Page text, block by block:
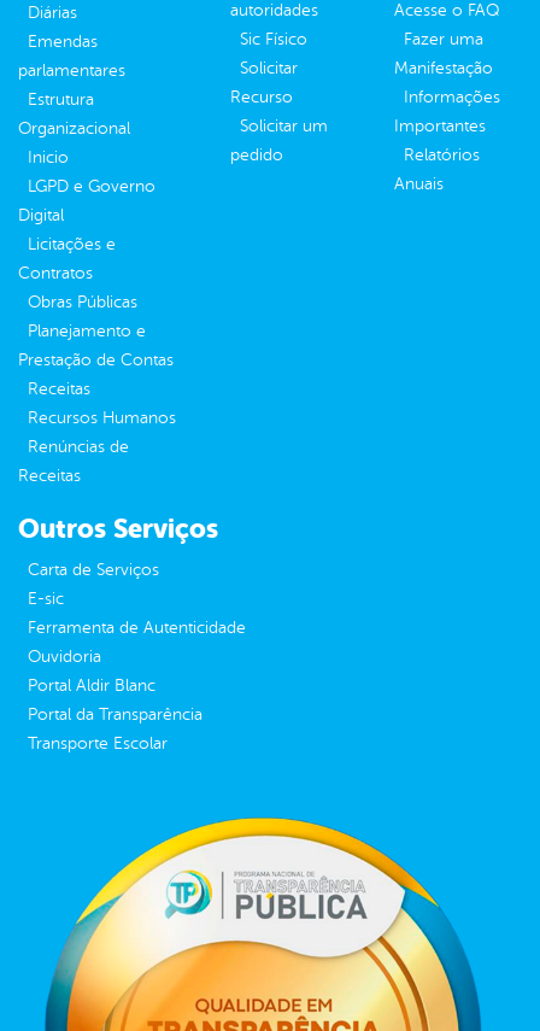
Diárias
Emendas
parlamentares
Estrutura
Organizacional
Inicio
LGPD e Governo
Digital
Licitações e
Contratos
Obras Públicas
Planejamento e
Prestação de Contas
Receitas
Recursos Humanos
Renúncias de
Receitas
autoridades
Sic Físico
Solicitar
Recurso
Solicitar um
pedido
Acesse o FAQ
Fazer uma
Manifestação
Informações
Importantes
Relatórios
Anuais
Outros Serviços
Carta de Serviços
E-sic
Ferramenta de Autenticidade
Ouvidoria
Portal Aldir Blanc
Portal da Transparência
Transporte Escolar